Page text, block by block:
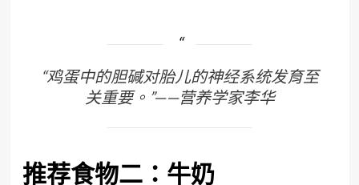
“鸡蛋中的胆碱对胎儿的神经系统发育至
关重要。”——营养学家李华
推荐食物二：牛奶